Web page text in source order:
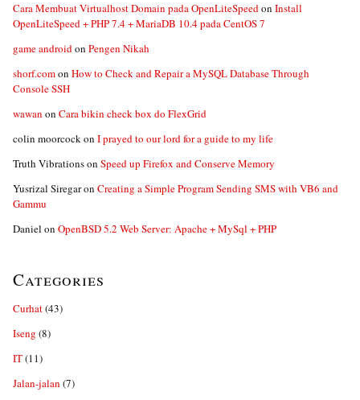
Cara Membuat Virtualhost Domain pada OpenLiteSpeedon Install
OpenLiteSpeed + PHP 7.4 + MariaDB 10.4 pada CentOS 7
game androidon Pengen Nikah
shorf.comon How to Check and Repair a MySQL Database Through
Console SSH
wawan on Cara bikin check box do FlexGrid
colin moorcockon I prayed to our lord for a guide to my life
Truth Vibrationson Speed up Firefox and Conserve Memory
Yusrizal Siregaron Creating a Simple Program Sending SMS with VB6 and
Gammu
Daniel on OpenBSD 5.2 Web Server: Apache + MySql + PHP
Categories
Curhat(43)
Iseng (8)
IT(11)
Jalan-jalan (7)